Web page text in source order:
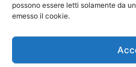
possono essere letti solamente da
emesso il cookie.
Copyright © 2026 Edizioni
riservati - P.